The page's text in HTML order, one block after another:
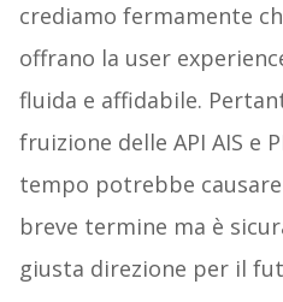
crediamo fermamente
offrano la user
fluida e affidabile.
fruizione delle API AIS e
tempo potrebbe
breve termine ma è
giusta direzione per il